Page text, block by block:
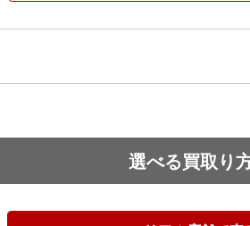
選べる買取り